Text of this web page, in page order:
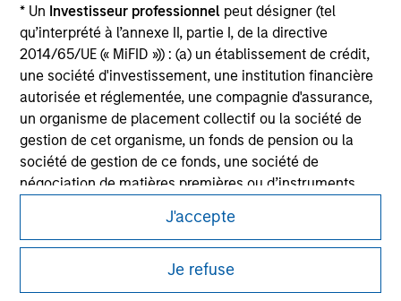
* Un Investisseur professionnel peut désigner (tel
qu’interprété à l’annexe II, partie I, de la directive
2014/65/UE (« MiFID »)) : (a) un établissement de crédit,
une société d'investissement, une institution financière
autorisée et réglementée, une compagnie d'assurance,
un organisme de placement collectif ou la société de
gestion de cet organisme, un fonds de pension ou la
société de gestion de ce fonds, une société de
négociation de matières premières ou d’instruments
institutionnel, qui devra être agréé(e) ou réglementé(e)
pour opérer sur les marchés financiers ; (b) une grande
entité remplissant au moins deux des critères de taille
suivants à l’échelle de la société : (I) un bilan total de
J'accepte
Je refuse
Morgan Stanley
Morgan Stanley Careers